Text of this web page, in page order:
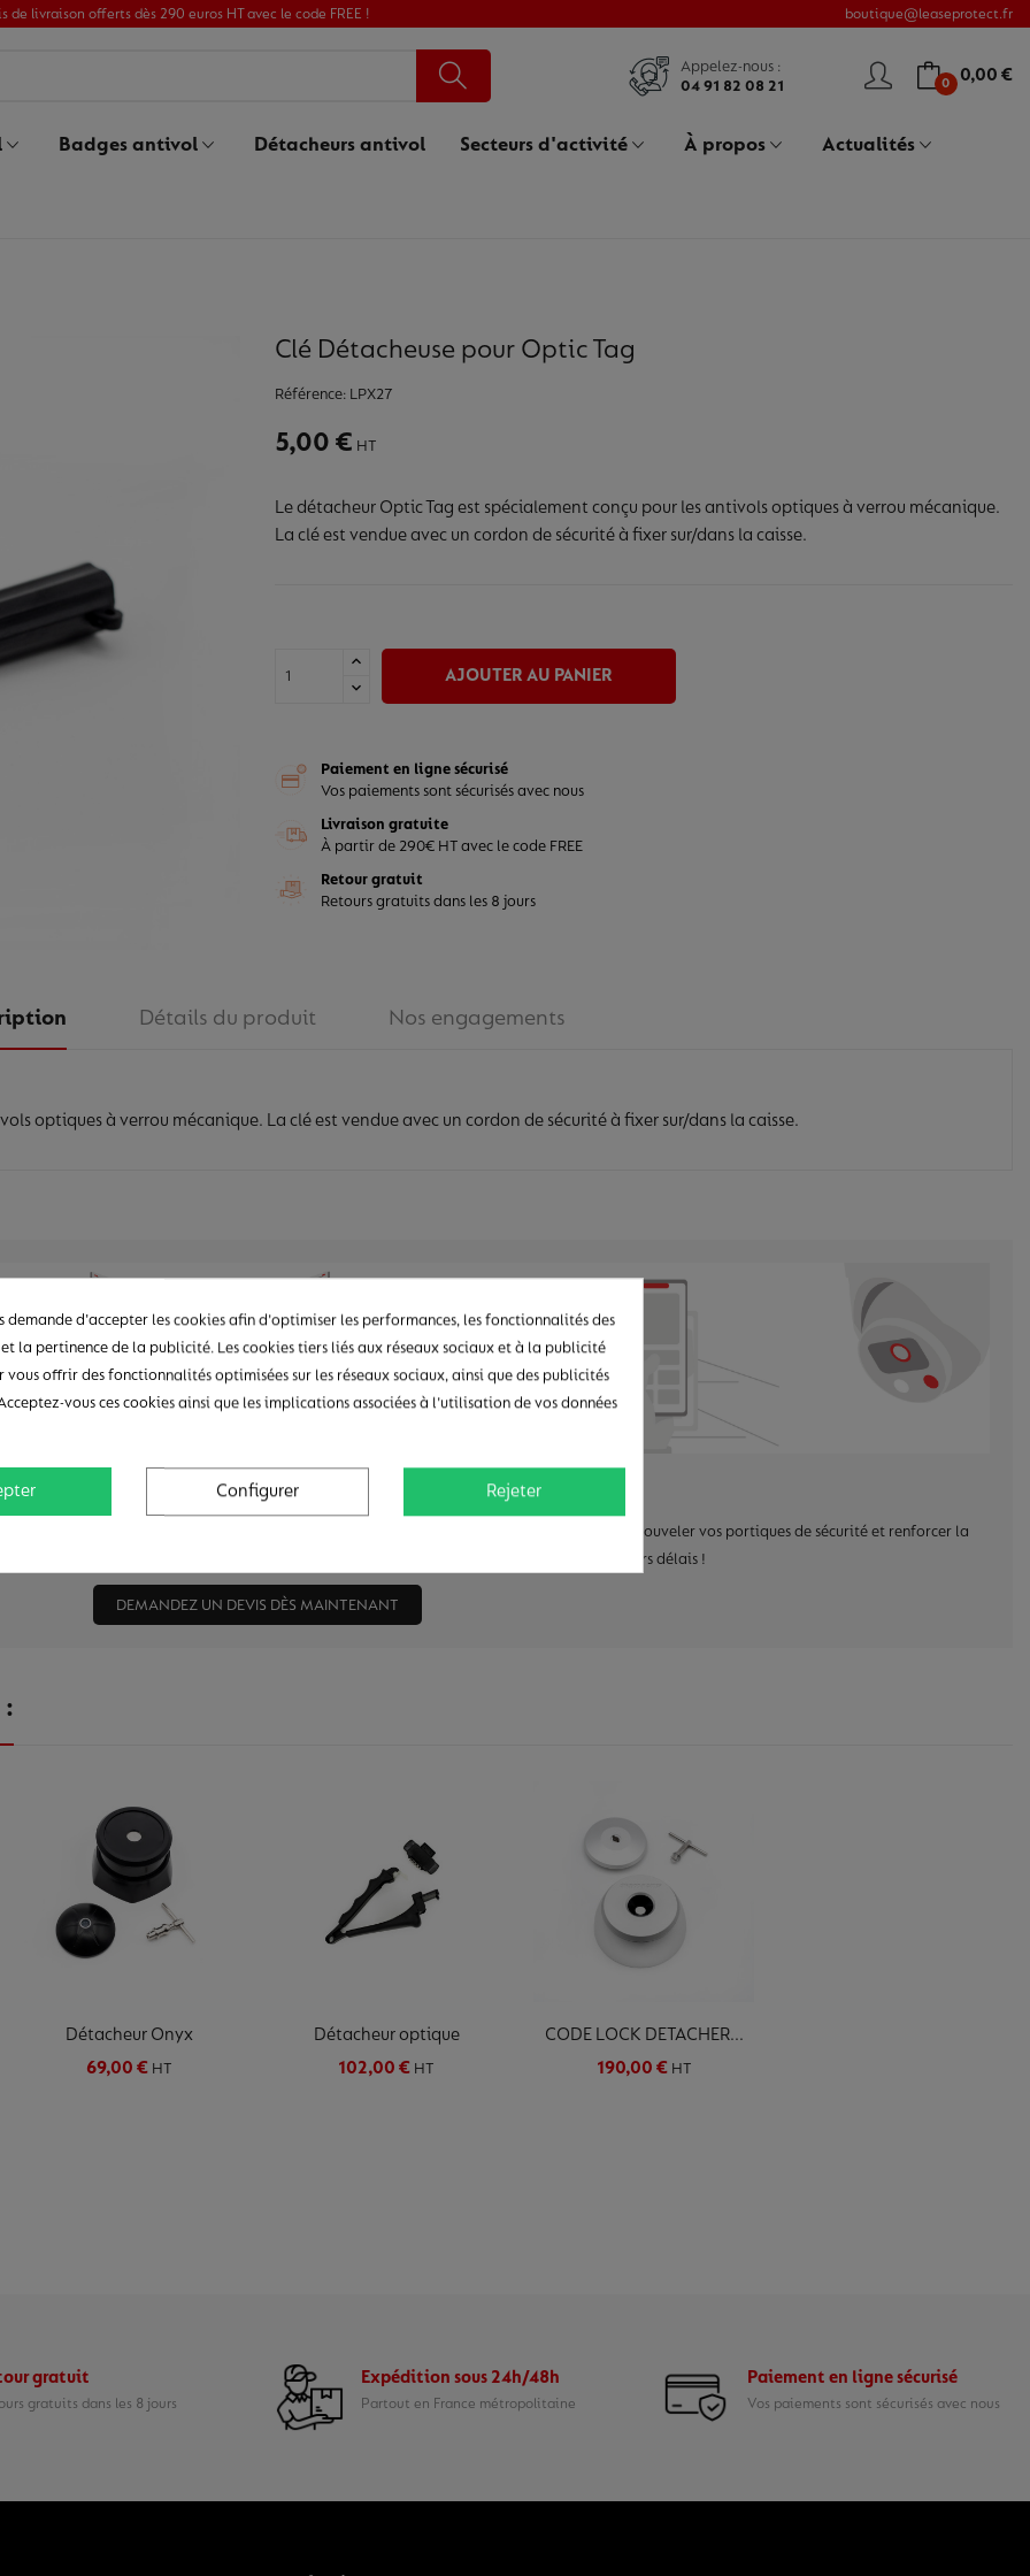
de livraison offerts dès 290 euros HT avec le code FREE ! boutique@leaseprotect.fr
0 0,00 €
Appelez-nous :
04 91 82 08 21
Badges antivol Détacheurs antivol Secteurs d'activité À propos Actualités
Clé Détacheuse pour Optic Tag
Référence: LPX27
5,00 € HT
Le détacheur Optic Tag est spécialement conçu pour les antivols optiques à verrou mécanique.
La clé est vendue avec un cordon de sécurité à fixer sur/dans la caisse.
AJOUTER AU PANIER
Paiement en ligne sécurisé
Vos paiements sont sécurisés avec nous
Livraison gratuite
À partir de 290€ HT avec le code FREE
Retour gratuit
Retours gratuits dans les 8 jours
Détails du produit Nos engagements
optiques à verrou mécanique. La clé est vendue avec un cordon de sécurité à fixer sur/dans la caisse.
Le saviez-vous ?
avec nos étiquettes et tags antivol. Mais pourquoi vous arrêter là ? Vous pourriez aussi renouveler vos portiques de sécurité et renforcer la
en découvrant nos autres solutions de pointe. Nos experts vous répondent dans les meilleurs délais !
DEMANDEZ UN DEVIS DÈS MAINTENANT
Détacheur Onyx
69,00 € HT
Détacheur optique
102,00 € HT
CODE LOCK DETACHER...
190,00 € HT
gratuit
gratuits dans les 8 jours
Expédition sous 24h/48h
Partout en France métropolitaine
Paiement en ligne sécurisé
Vos paiements sont sécurisés avec nous
demande d'accepter les cookies afin d'optimiser les performances, les fonctionnalités des
la pertinence de la publicité. Les cookies tiers liés aux réseaux sociaux et à la publicité
vous offrir des fonctionnalités optimisées sur les réseaux sociaux, ainsi que des publicités
vous ces cookies ainsi que les implications associées à l'utilisation de vos données
Configurer Rejeter